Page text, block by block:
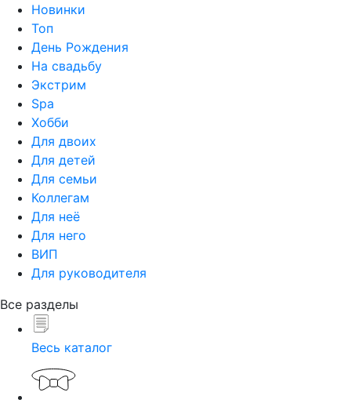
Новинки
Топ
День Рождения
На свадьбу
Экстрим
Spa
Хобби
Для двоих
Для детей
Для семьи
Коллегам
Для неё
Для него
ВИП
Для руководителя
Все разделы
Весь каталог